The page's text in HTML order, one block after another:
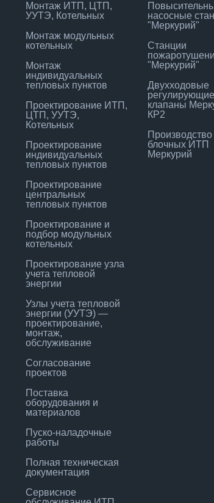
Монтаж ИТП, ЦТП,
УУТЭ, Котельных
Монтаж модульных
котельных
Монтаж
индивидуальных
тепловых пунктов
Проектирование ИТП,
ЦТП, УУТЭ,
Котельных
Проектирование
индивидуальных
тепловых пунктов
Проектирование
центральных
тепловых пунктов
Проектирование и
подбор модульных
котельных
Проектирование узла
учета тепловой
энергии
Узлы учета тепловой
энергии (УУТЭ) —
проектирование,
монтаж,
обслуживание
Согласование
проектов
Поставка
оборудования и
материалов
Пуско-наладочные
работы
Полная техническая
документация
Сервисное
насосные
"Меркурий"
Станции
"Меркурий"
Двухходовые
регулирующие
клапаны
КР2
Производство
блочных ИТП
Меркурий